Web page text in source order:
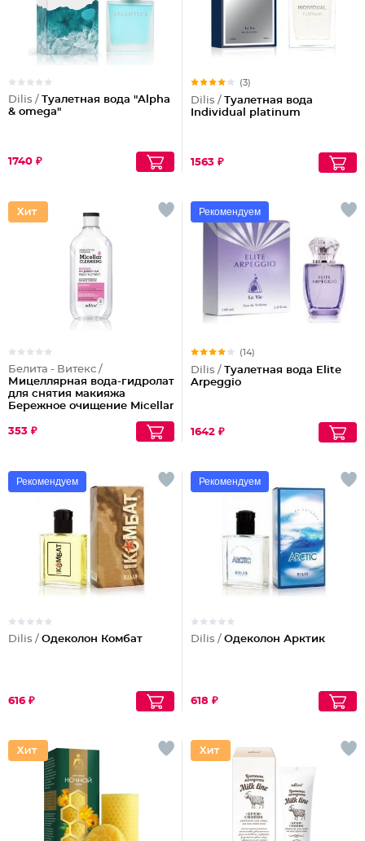
Dilis / Туалетная вода "Alpha
& omega"
1740 ₽
(3)
Dilis / Туалетная вода
Individual platinum
1563 ₽
Белита - Витекс /
Мицеллярная вода-гидролат
для снятия макияжа
Бережное очищение Micellar
353 ₽
Рекомендуем
(14)
Dilis / Туалетная вода Elite
Arpeggio
1642 ₽
Рекомендуем
Dilis / Одеколон Комбат
616 ₽
Рекомендуем
Dilis / Одеколон Арктик
618 ₽